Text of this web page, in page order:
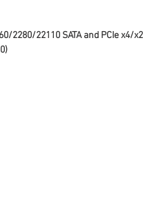
2280/22110 SATA and PCIe x4/x2